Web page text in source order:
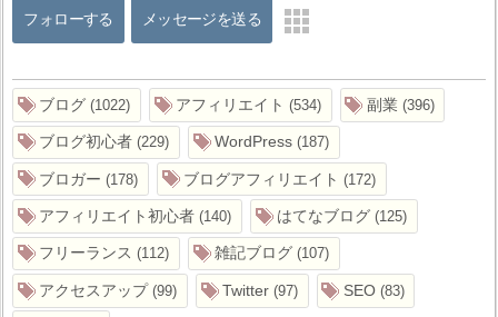
フォローする メッセージを送る
ブログ 1022 アフィリエイト 534 副業 396
ブログ初心者 229 WordPress 187
ブロガー 178 ブログアフィリエイト 172
アフィリエイト初心者 140 はてなブログ 125
フリーランス 112 雑記ブログ 107
アクセスアップ 99 Twitter 97 SEO 83